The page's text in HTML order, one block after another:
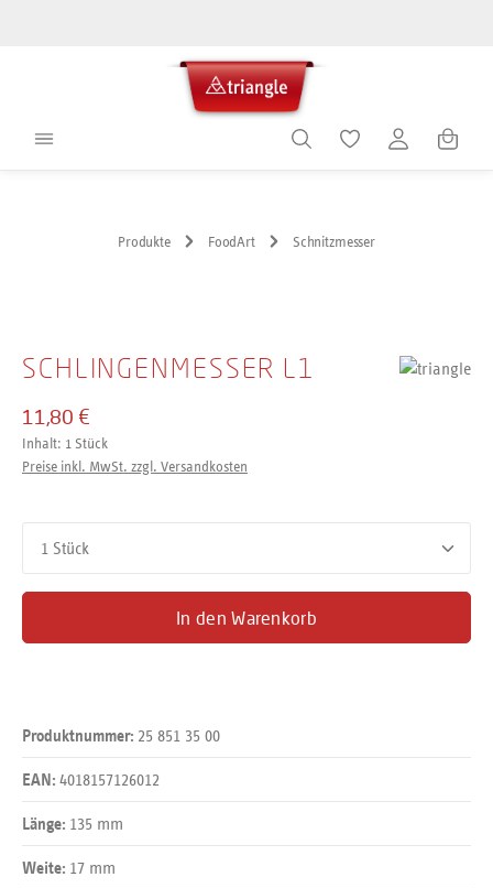
Produkte FoodArt Schnitzmesser
SCHLINGENMESSER L1
11,80 €
Inhalt: 1 Stück
Preise inkl. MwSt. zzgl. Versandkosten
In den Warenkorb
Produktnummer: 25 851 35 00
EAN: 4018157126012
Länge: 135 mm
Weite: 17 mm